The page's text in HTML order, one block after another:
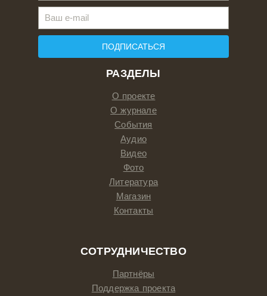
РАЗДЕЛЫ
О проекте
О журнале
События
Аудио
Видео
Фото
Литература
Магазин
Контакты
СОТРУДНИЧЕСТВО
Партнёры
Поддержка проекта
ПОДПИСАТЬСЯ